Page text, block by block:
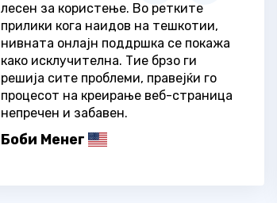
лесен за користење. Во ретките
прилики кога наидов на тешкотии,
нивната онлајн поддршка се покажа
како исклучителна. Тие брзо ги
решија сите проблеми, правејќи го
процесот на креирање веб-страница
непречен и забавен.
Боби Менег